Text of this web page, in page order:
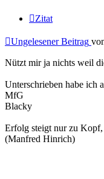
Zitat
Ungelesener Beitrag
Nützt mir ja nichts weil
Unterschrieben habe ich
MfG
Blacky
Erfolg steigt nur zu
(Manfred Hinrich)